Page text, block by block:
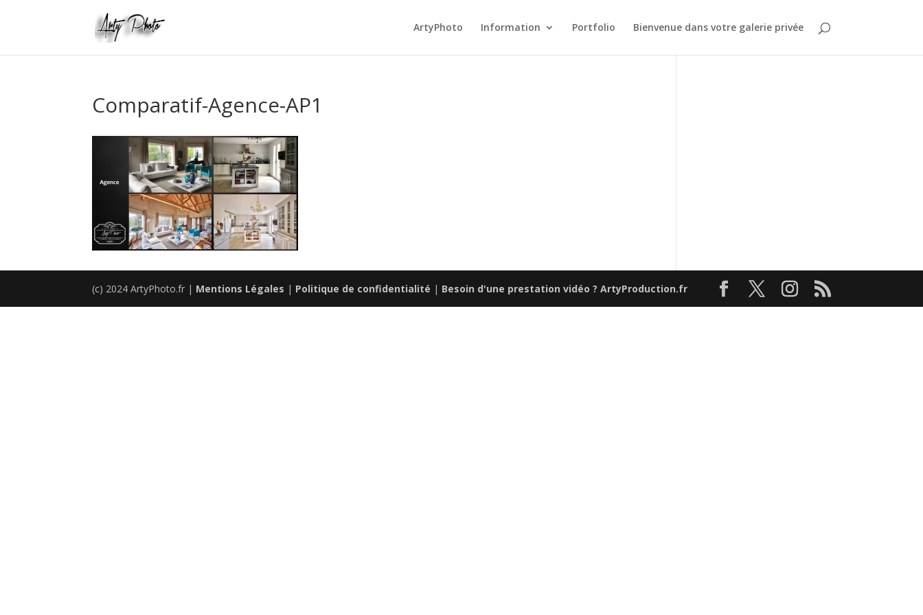
ArtyPhoto Information Portfolio Bienvenue dans votre galerie privée
Comparatif-Agence-AP1
(c) 2024 ArtyPhoto.fr | Mentions Légales | Politique de confidentialité | Besoin d'une prestation vidéo ? ArtyProduction.fr